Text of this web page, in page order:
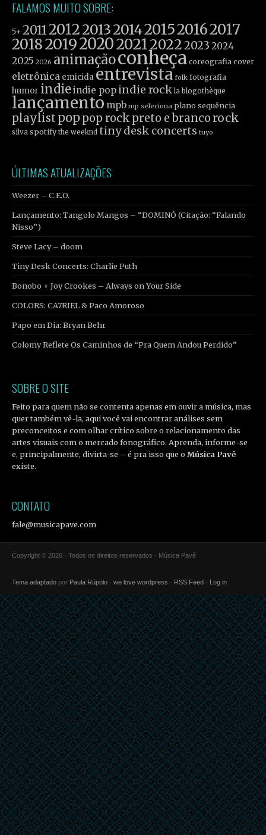
FALAMOS MUITO SOBRE:
5+ 2011201220132014201520162017
201820192020202120222023 2024
2025 2026 animaçãoconheça coreografia cover
eletrônica emicida entrevista folk fotografia
humor indieindie pop indie rock la blogothèque
lançamento mpb mp seleciona plano sequência
playlist poppop rock preto e branco rock
silva spotify the weeknd tiny desk concerts tuyo
ÚLTIMAS ATUALIZAÇÕES
Weezer – C.E.O.
Lançamento: Tangolo Mangos – “DOMINÓ (Citação: “Falando
Nisso”)
Steve Lacy – doom
Tiny Desk Concerts: Charlie Puth
Bonobo + Joy Crookes – Always on Your Side
COLORS: CA7RIEL & Paco Amoroso
Papo em Dia: Bryan Behr
Colomy Reflete Os Caminhos de “Pra Quem Andou Perdido”
SOBRE O SITE
Feito para quem não se contenta apenas em ouvir a música, mas
quer também vê-la, aqui você vai encontrar análises sem
preconceitos e com olhar crítico sobre o relacionamento das
artes visuais com o mercado fonográfico. Aprenda, informe-se
e, principalmente, divirta-se – é pra isso que oMúsica Pavê
existe.
CONTATO
fale@musicapave.com
Copyright © 2026 · Todos os direitos reservados · Música Pavê
Tema adaptado por Paula Rúpolo · we love wordpress · RSS Feed · Log in